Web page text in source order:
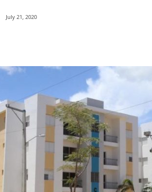
July 21, 2020